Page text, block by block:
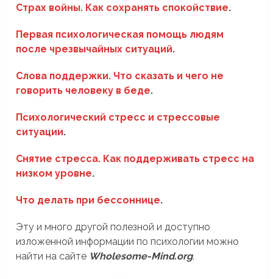
Страх войны. Как сохранять спокойствие.
Первая психологическая помощь людям
после чрезвычайных ситуаций.
Слова поддержки. Что сказать и чего не
говорить человеку в беде.
Психологический стресс и стрессовые
ситуации.
Снятие стресса. Как поддерживать стресс на
низком уровне.
Что делать при бессоннице.
Эту и много другой полезной и доступно
изложенной информации по психологии можно
найти на сайте Wholesome-Mind.org.